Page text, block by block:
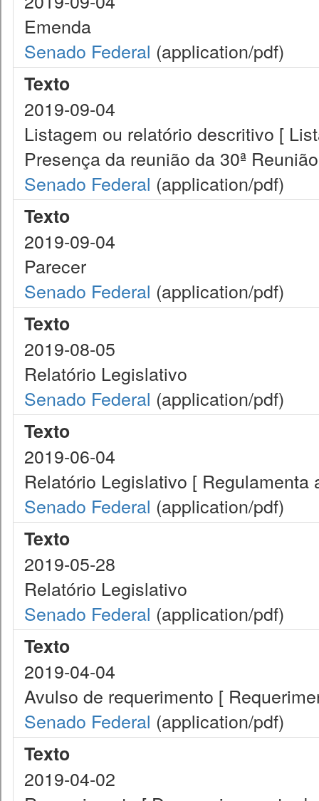
Emenda
Senado Federal (application/pdf)
Texto
2019-09-04
Listagem ou relatório descritivo [
Presença da reunião da 30ª
Senado Federal (application/pdf)
Texto
2019-09-04
Parecer
Senado Federal (application/pdf)
Texto
2019-08-05
Relatório Legislativo
Senado Federal (application/pdf)
Texto
2019-06-04
Relatório Legislativo [
Senado Federal (application/pdf)
Texto
2019-05-28
Relatório Legislativo
Senado Federal (application/pdf)
Texto
2019-04-04
Avulso de requerimento [
Senado Federal (application/pdf)
Texto
2019-04-02